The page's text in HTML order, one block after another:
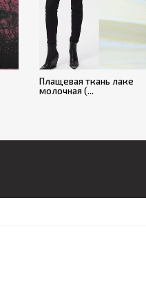
Плащевая ткань лаке
молочная (...